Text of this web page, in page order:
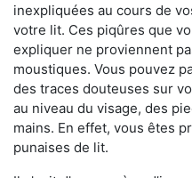
inexpliquées au cours de
votre lit. Ces piqûres que
expliquer ne proviennent
moustiques. Vous pouvez
des traces douteuses sur
au niveau du visage, des
mains. En effet, vous êtes
punaises de lit.